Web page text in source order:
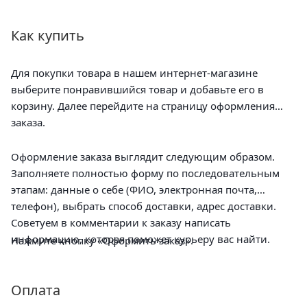
Как купить
Для покупки товара в нашем интернет-магазине
выберите понравившийся товар и добавьте его в
корзину. Далее перейдите на страницу оформления
заказа.
Оформление заказа выглядит следующим образом.
Заполняете полностью форму по последовательным
этапам: данные о себе (ФИО, электронная почта,
телефон), выбрать способ доставки, адрес доставки.
Советуем в комментарии к заказу написать
информацию, которая поможет курьеру вас найти.
Нажмите кнопку «Оформить заказ».
Оплата